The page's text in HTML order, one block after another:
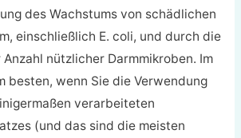
des Wachstums von schädlichen
einschließlich E. coli, und durch die
nützlicher Darmmikroben. Im
besten, wenn Sie die Verwendung
verarbeiteten
(und das sind die meisten